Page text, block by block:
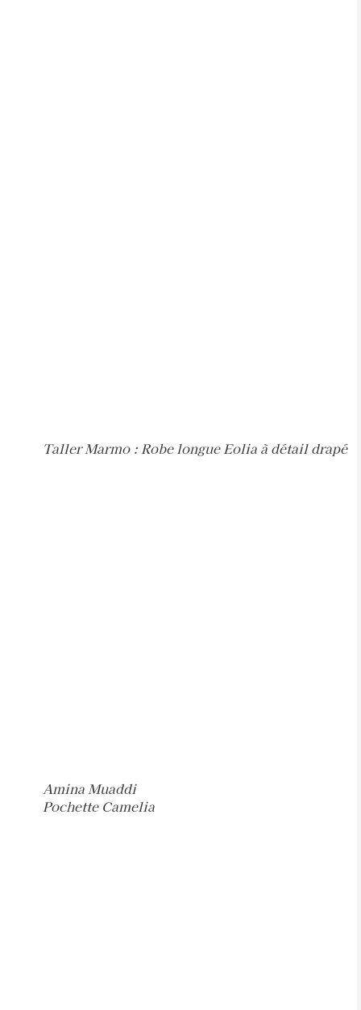
Taller Marmo : Robe longue Eolia à détail drapé
Amina Muaddi
Pochette Camelia